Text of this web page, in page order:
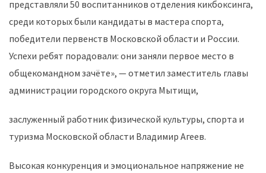
представляли 50 воспитанников отделения кикбоксинга,
среди которых были кандидаты в мастера спорта,
победители первенств Московской области и России.
Успехи ребят порадовали: они заняли первое место в
общекомандном зачёте», — отметил заместитель главы
администрации городского округа Мытищи,
заслуженный работник физической культуры, спорта и
туризма Московской области Владимир Агеев.
Высокая конкуренция и эмоциональное напряжение не